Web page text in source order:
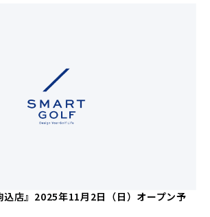
込店』2025年11月2日（日）オープン予